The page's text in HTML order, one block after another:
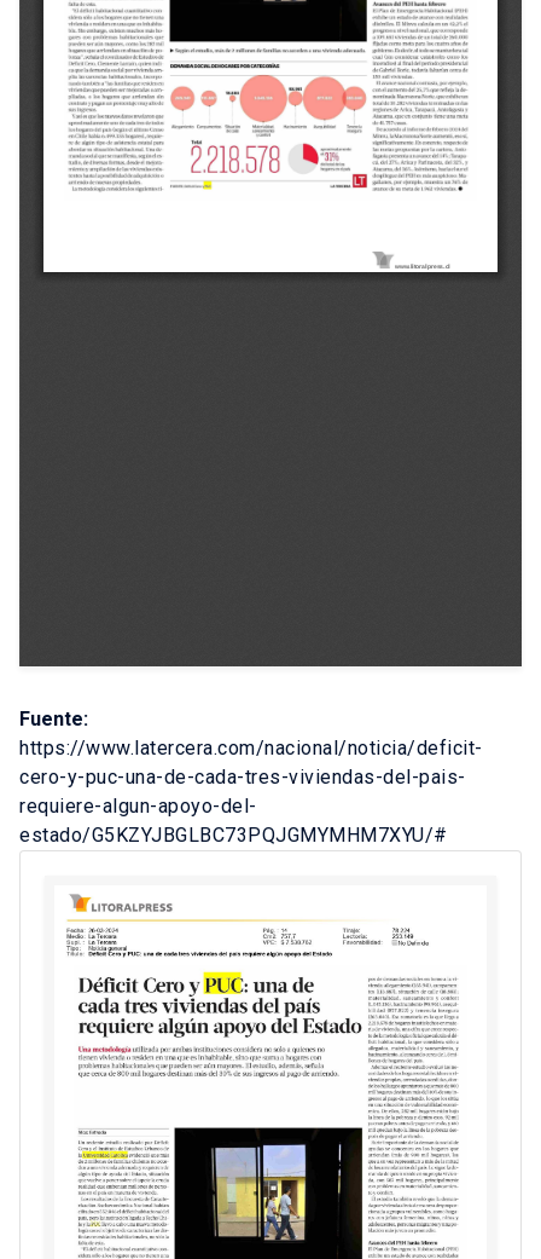
Fuente:
https://www.latercera.com/nacional/noticia/deficit-
cero-y-puc-una-de-cada-tres-viviendas-del-pais-
requiere-algun-apoyo-del-
estado/G5KZYJBGLBC73PQJGMYMHM7XYU/#